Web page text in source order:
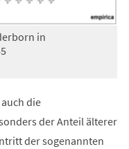
in
die
der Anteil älterer
der sogenannten